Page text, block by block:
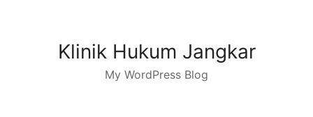
Klinik Hukum Jangkar
My WordPress Blog